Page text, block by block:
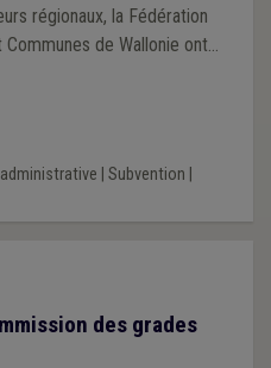
régionaux, la Fédération
de Wallonie ont
demandée, afin de
conséquente qui
Subvention
des grades